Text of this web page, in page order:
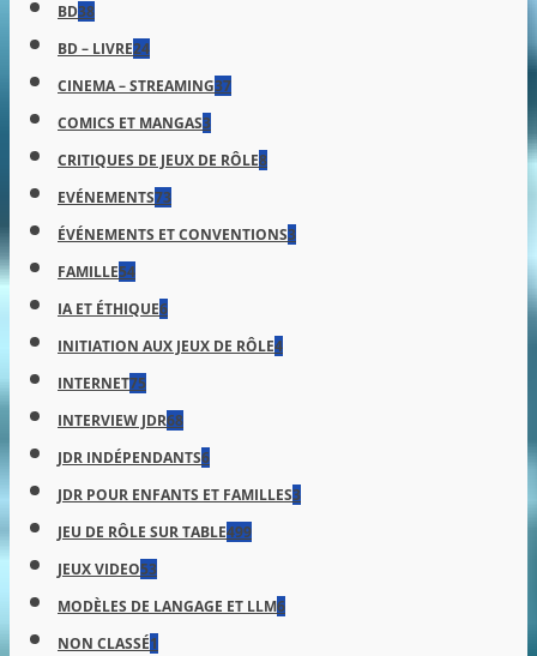
BD38
BD – LIVRE24
CINEMA – STREAMING37
COMICS ET MANGAS3
CRITIQUES DE JEUX DE RÔLE8
EVÉNEMENTS73
ÉVÉNEMENTS ET CONVENTIONS3
FAMILLE54
IA ET ÉTHIQUE6
INITIATION AUX JEUX DE RÔLE4
INTERNET75
INTERVIEW JDR68
JDR INDÉPENDANTS6
JDR POUR ENFANTS ET FAMILLES3
JEU DE RÔLE SUR TABLE499
JEUX VIDEO53
MODÈLES DE LANGAGE ET LLM6
NON CLASSÉ1